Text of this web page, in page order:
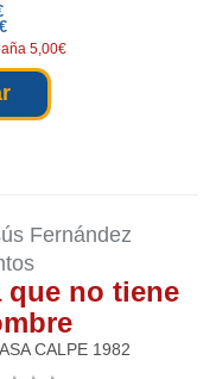
5,00€
Fernández
que no tiene
CALPE 1982